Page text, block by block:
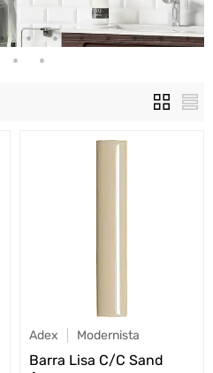
Adex Modernista
Barra Lisa C/C Sand